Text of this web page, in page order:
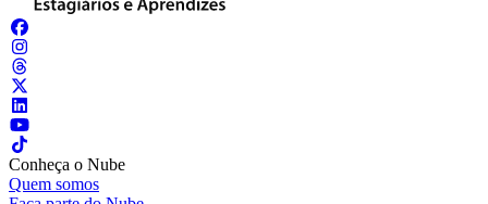
Conheça o Nube
Quem somos